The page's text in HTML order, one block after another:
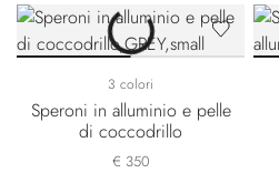
3 colori
Speroni in alluminio e pelle
di coccodrillo
€ 350